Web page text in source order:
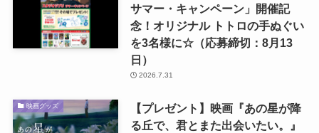
サマー・キャンペーン」開催記
念！オリジナル トトロの手ぬぐい
を3名様に☆（応募締切：8月13
日）
2026.7.31
映画グッズ
【プレゼント】映画『あの星が降
る丘で、君とまた出会いたい。』